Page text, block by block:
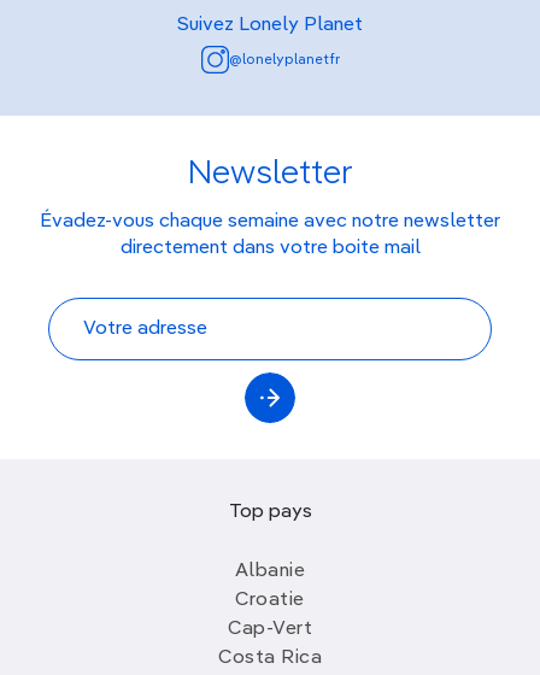
Suivez Lonely Planet
@lonelyplanetfr
Newsletter
Évadez-vous chaque semaine avec notre newsletter
directement dans votre boite mail
Top pays
Albanie
Croatie
Cap-Vert
Costa Rica